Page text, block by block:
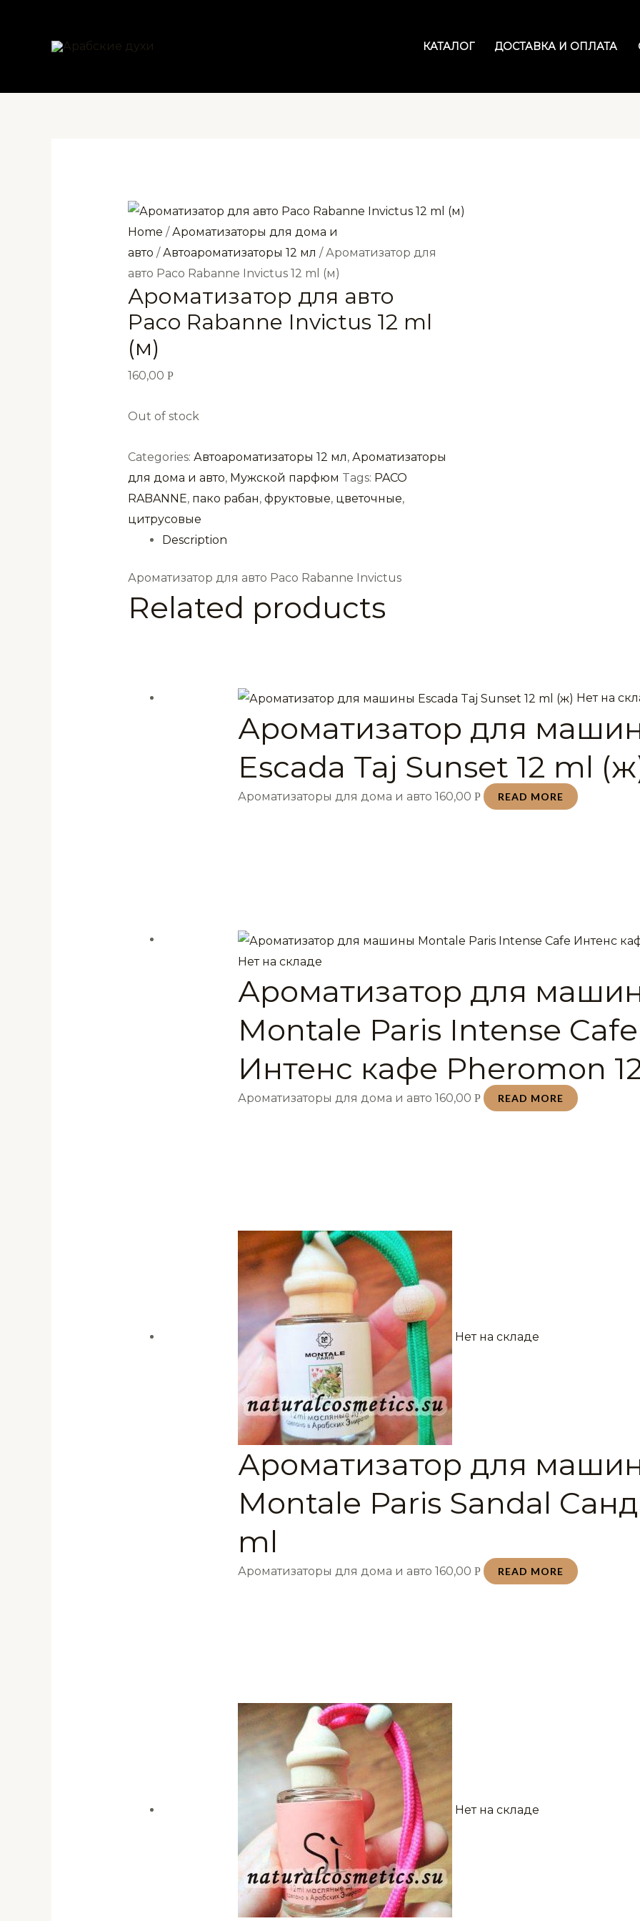
содержимому
КАТАЛОГ ДОСТАВКА И ОПЛАТА
Home /Ароматизаторы для дома и
авто /Автоароматизаторы 12 мл / Ароматизатор для
авто Paco Rabanne Invictus 12 ml (м)
Ароматизатор для авто
Paco Rabanne Invictus 12 ml
(м)
160,00 Р
Out of stock
Categories: Автоароматизаторы 12 мл, Ароматизаторы
для дома и авто, Мужской парфюм Tags: PACO
RABANNE, пако рабан, фруктовые, цветочные,
цитрусовые
Description
Ароматизатор для авто Paco Rabanne Invictus
Related products
Нет на
Ароматизатор для
Escada Taj Sunset 12 ml
Ароматизаторы для дома и авто160,00Р READ MORE
Нет на складе
Ароматизатор для
Montale Paris Intense Cafe
Интенс кафе Pheromon
Ароматизаторы для дома и авто160,00Р READ MORE
Нет на складе
Ароматизатор для
Montale Paris Sandal
ml
Ароматизаторы для дома и авто160,00Р READ MORE
Нет на складе